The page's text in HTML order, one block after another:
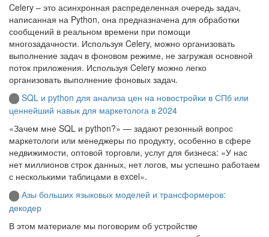
Celery – это асинхронная распределенная очередь задач,
написанная на Python, она предназначена для обработки
сообщений в реальном времени при помощи
многозадачности. Используя Celery, можно организовать
выполнение задач в фоновом режиме, не загружая основной
поток приложения. Используя Celery можно легко
организовать выполнение фоновых задач.
SQL и python для анализа цен на новостройки в СПб или
ценнейший навык для маркетолога в 2024
«Зачем мне SQL и python?» — задают резонный вопрос
маркетологи или менеджеры по продукту, особенно в сфере
недвижимости, оптовой торговли, услуг для бизнеса: «У нас
нет миллионов строк данных, нет логов, мы успешно работаем
с несколькими таблицами в excel».
Азы больших языковых моделей и трансформеров:
декодер
В этом материале мы поговорим об устройстве